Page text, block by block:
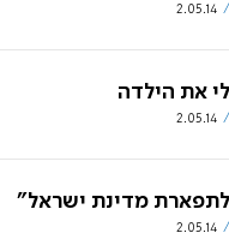
2.05.14
את הילדה
2.05.14
מדינת ישראל"
2.05.14